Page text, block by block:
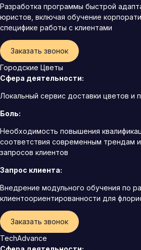
Разработка программы быстрой
юристов, включая обучение
специфике работы с клиентами
Заказать звонок
Городские Цветы
Сфера деятельности:
Локальный сервис доставки цветов и
Боль:
Необходимость повышения
соответствия современным трендам
запросов клиентов
Запрос клиента:
Внедрение модульного обучения по
клиентоориентированности для
Заказать звонок
TechAdvance